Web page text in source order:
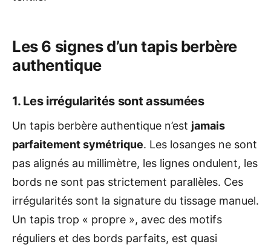
Les 6 signes d’un tapis berbère
authentique
1. Les irrégularités sont assumées
Un tapis berbère authentique n’est jamais
parfaitement symétrique. Les losanges ne sont
pas alignés au millimètre, les lignes ondulent, les
bords ne sont pas strictement parallèles. Ces
irrégularités sont la signature du tissage manuel.
Un tapis trop « propre », avec des motifs
réguliers et des bords parfaits, est quasi